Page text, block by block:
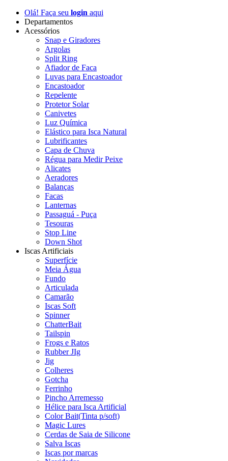
Olá! Faça seu login aqui
Departamentos
Acessórios
Snap e Giradores
Argolas
Split Ring
Afiador de Faca
Luvas para Encastoador
Encastoador
Repelente
Protetor Solar
Canivetes
Luz Química
Elástico para Isca Natural
Lubrificantes
Capa de Chuva
Régua para Medir Peixe
Alicates
Aeradores
Balanças
Facas
Lanternas
Passaguá - Puça
Tesouras
Stop Line
Down Shot
Iscas Artificiais
Superfície
Meia Água
Fundo
Articulada
Camarão
Iscas Soft
Spinner
ChatterBait
Tailspin
Frogs e Ratos
Rubber JIg
Jig
Colheres
Gotcha
Ferrinho
Pincho Arremesso
Hélice para Isca Artificial
Color Bait(Tinta p/soft)
Magic Lures
Cerdas de Saia de Silicone
Salva Iscas
Iscas por marcas